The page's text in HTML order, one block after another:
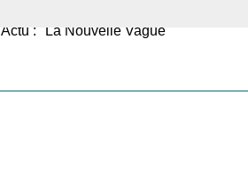
Actu : "La Nouvelle Vague"